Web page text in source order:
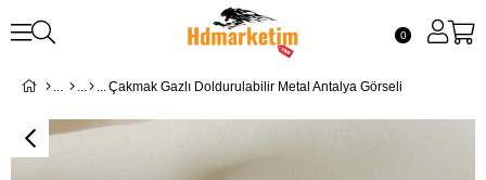
0
Çakmak Gazlı Doldurulabilir Metal Antalya Görseli